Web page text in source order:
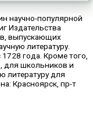
научно-популярной
Издательства
выпускающих
литературу.
года. Кроме того,
для школьников и
литературу для
Красноярск, пр-т